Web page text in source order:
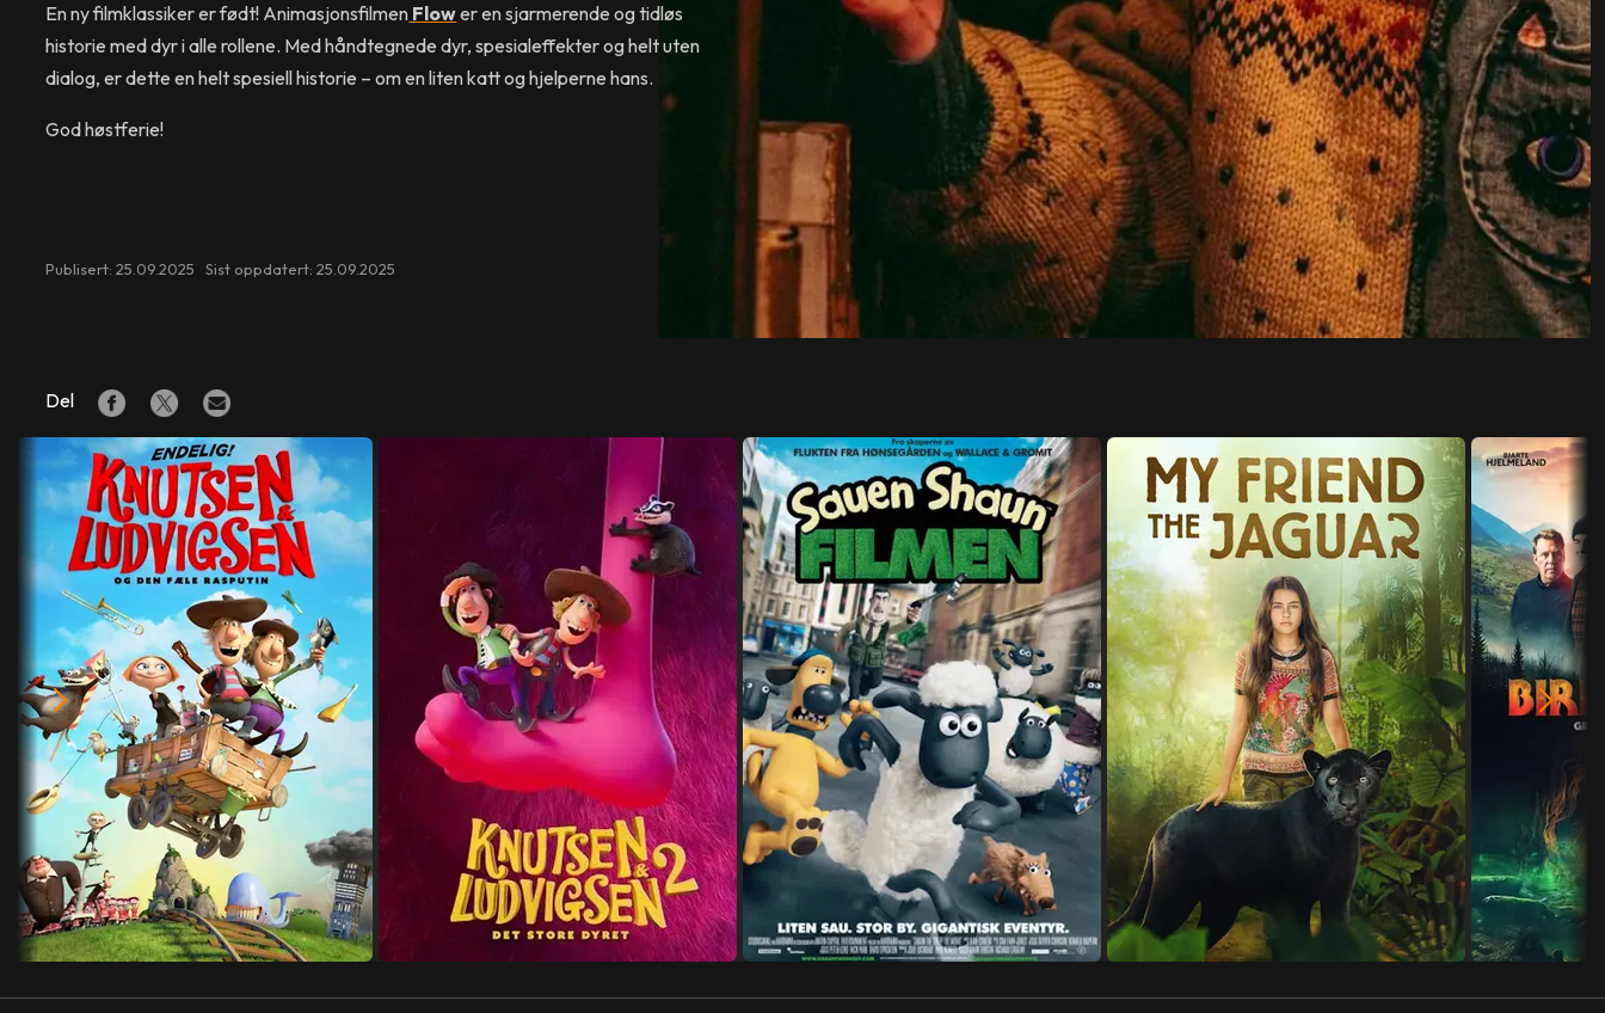
En ny filmklassiker er født! Animasjonsfilmen Flower en sjarmerende og tidløs
historie med dyr i alle rollene. Med håndtegnede dyr, spesialeffekter og helt uten
dialog, er dette en helt spesiell historie – om en liten katt og hjelperne hans.
God høstferie!
Publisert: 25.09.2025 Sist oppdatert: 25.09.2025
Del